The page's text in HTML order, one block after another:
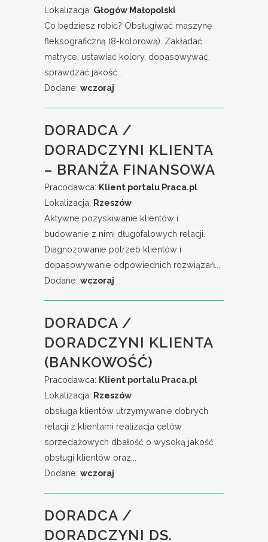
Lokalizacja: Głogów Małopolski
Co będziesz robić? Obsługiwać maszynę
fleksograficzną (8-kolorową). Zakładać
matryce, ustawiać kolory, dopasowywać,
sprawdzać jakość...
Dodane: wczoraj
DORADCA /
DORADCZYNI KLIENTA
– BRANŻA FINANSOWA
Pracodawca: Klient portalu Praca.pl
Lokalizacja: Rzeszów
Aktywne pozyskiwanie klientów i
budowanie z nimi długofalowych relacji.
Diagnozowanie potrzeb klientów i
dopasowywanie odpowiednich rozwiązań...
Dodane: wczoraj
DORADCA /
DORADCZYNI KLIENTA
(BANKOWOŚĆ)
Pracodawca: Klient portalu Praca.pl
Lokalizacja: Rzeszów
obsługa klientów utrzymywanie dobrych
relacji z klientami realizacja celów
sprzedażowych dbałość o wysoką jakość
obsługi klientów oraz...
Dodane: wczoraj
DORADCA /
DORADCZYNI DS.